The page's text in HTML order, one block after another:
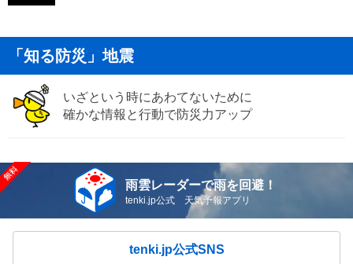
「知る防災」地震
いざという時にあわてないために
確かな情報と行動で防災力アップ
雨雲レーダーで雨を回避！
tenki.jp公式 天気予報アプリ
tenki.jp公式SNS